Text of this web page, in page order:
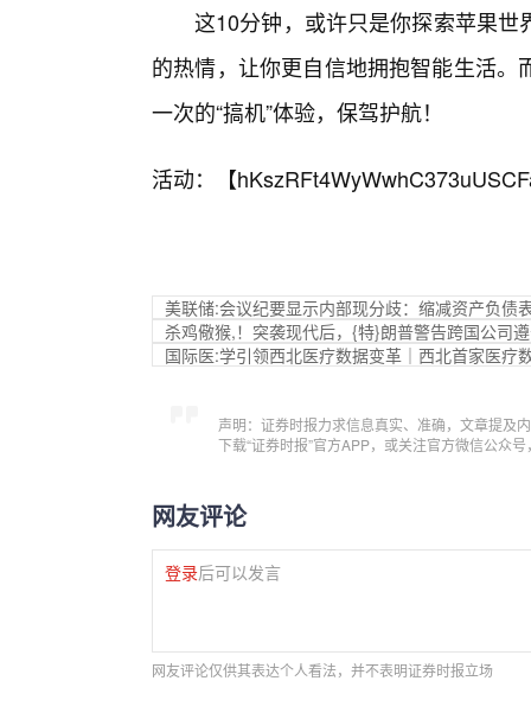
这10分钟，或许只是你探索苹果
的热情，让你更自信地拥抱智能生活
一次的“搞机”体验，保驾护航！
活动：【
美联储:会议纪要显示内部现分歧：缩减资产负债
杀鸡儆猴,！突袭现代后，{特}朗普警告跨国公司
国际医:学引领西北医疗数据变革｜西北首家医疗
声明：证券时报力求信息真实、准确，文章提及
下载“证券时报”官方APP，或关注官方微信公众
网友评论
登录后可以发言
网友评论仅供其表达个人看法，并不表明证券时报立场